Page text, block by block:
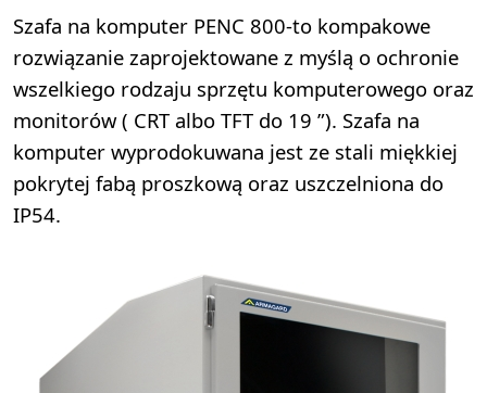
Szafa na komputer PENC 800-to kompakowe
rozwiązanie zaprojektowane z myślą o ochronie
wszelkiego rodzaju sprzętu komputerowego oraz
monitorów ( CRT albo TFT do 19 ”). Szafa na
komputer wyprodokuwana jest ze stali miękkiej
pokrytej fabą proszkową oraz uszczelniona do
IP54.